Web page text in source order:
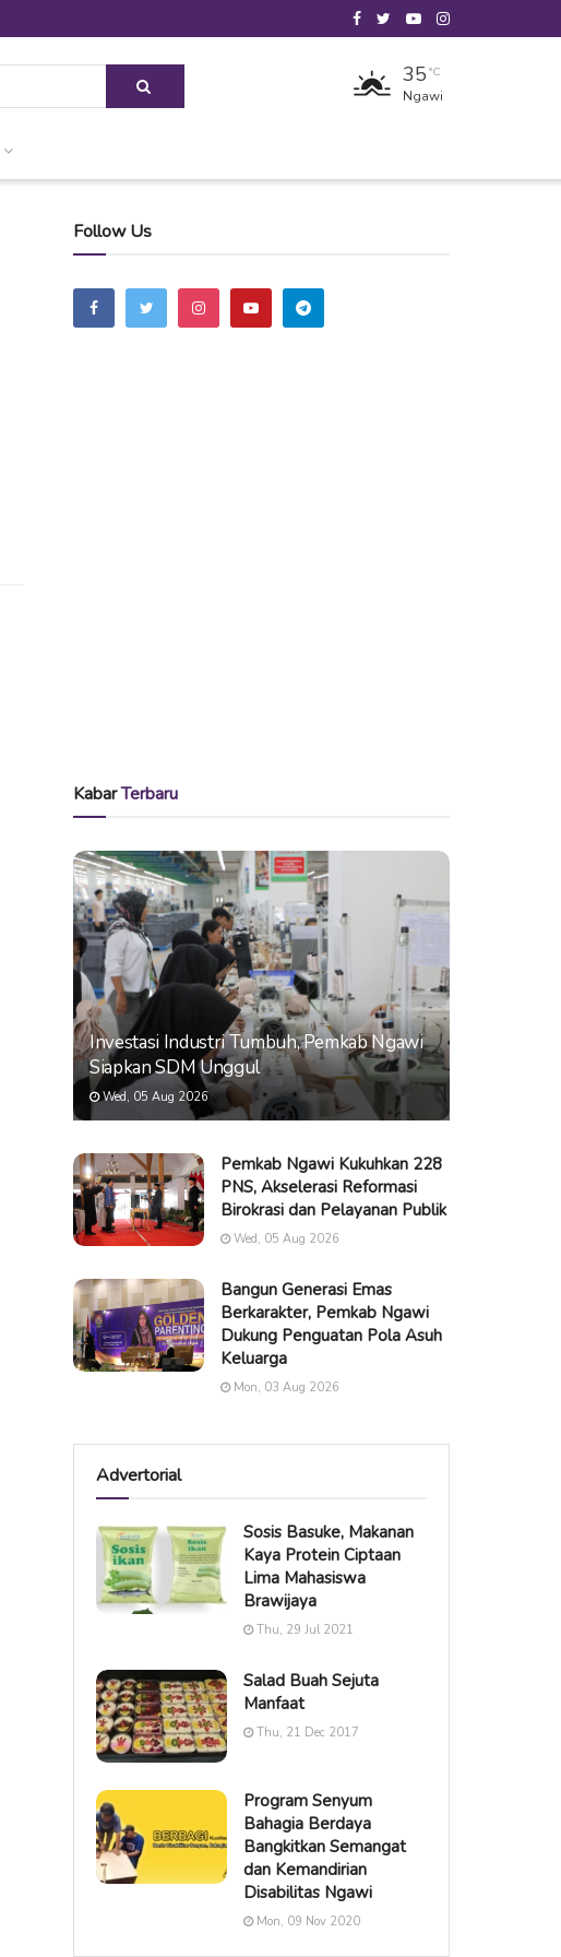
35 °C
Ngawi
Follow Us
KabarTerbaru
Investasi Industri Tumbuh, Pemkab Ngawi
Siapkan SDM Unggul
Wed, 05 Aug 2026
Pemkab Ngawi Kukuhkan 228
PNS, Akselerasi Reformasi
Birokrasi dan Pelayanan Publik
Wed, 05 Aug 2026
Bangun Generasi Emas
Berkarakter, Pemkab Ngawi
Dukung Penguatan Pola Asuh
Keluarga
Mon, 03 Aug 2026
Advertorial
Sosis Basuke, Makanan
Kaya Protein Ciptaan
Lima Mahasiswa
Brawijaya
Thu, 29 Jul 2021
Salad Buah Sejuta
Manfaat
Thu, 21 Dec 2017
Program Senyum
Bahagia Berdaya
Bangkitkan Semangat
dan Kemandirian
Disabilitas Ngawi
Mon, 09 Nov 2020